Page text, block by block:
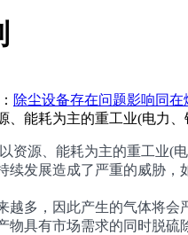
除尘设备存在问题影响同
能耗为主的重工业(电力
源、能耗为主的重工业(电
发展造成了严重的威胁
多，因此产生的气体将
具有市场需求的同时脱硫